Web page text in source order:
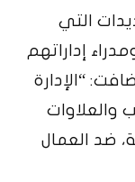
التي
إداراتهم
“الإدارة
والعلاوات
ضد العمال